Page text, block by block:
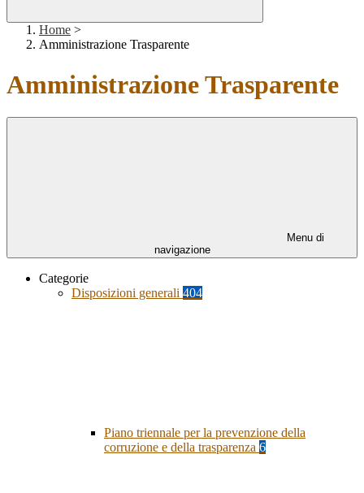
Home >
Amministrazione Trasparente
Amministrazione Trasparente
Menu di
navigazione
Categorie
Disposizioni generali 404
Piano triennale per la prevenzione della
corruzione e della trasparenza 6